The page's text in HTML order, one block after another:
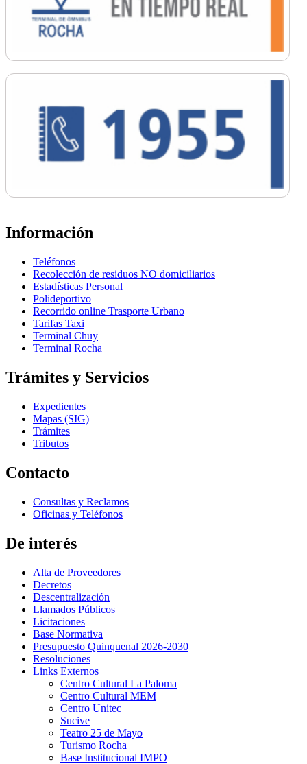
Información
Teléfonos
Recolección de residuos NO domiciliarios
Estadísticas Personal
Polideportivo
Recorrido online Trasporte Urbano
Tarifas Taxi
Terminal Chuy
Terminal Rocha
Trámites y Servicios
Expedientes
Mapas (SIG)
Trámites
Tributos
Contacto
Consultas y Reclamos
Oficinas y Teléfonos
De interés
Alta de Proveedores
Decretos
Descentralización
Llamados Públicos
Licitaciones
Base Normativa
Presupuesto Quinquenal 2026-2030
Resoluciones
Links Externos
Centro Cultural La Paloma
Centro Cultural MEM
Centro Unitec
Sucive
Teatro 25 de Mayo
Turismo Rocha
Base Institucional IMPO